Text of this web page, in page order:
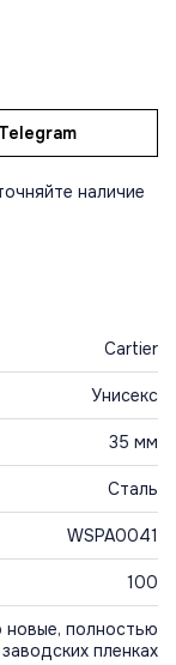
Telegram
наличие
Cartier
Унисекс
35 мм
Сталь
WSPA0041
100
полностью
пленках